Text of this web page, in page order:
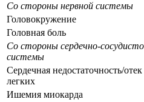
Со стороны нервной системы
Головокружение
Головная боль
Со стороны сердечно-
системы
Сердечная недостаточность/отек
легких
Ишемия миокарда